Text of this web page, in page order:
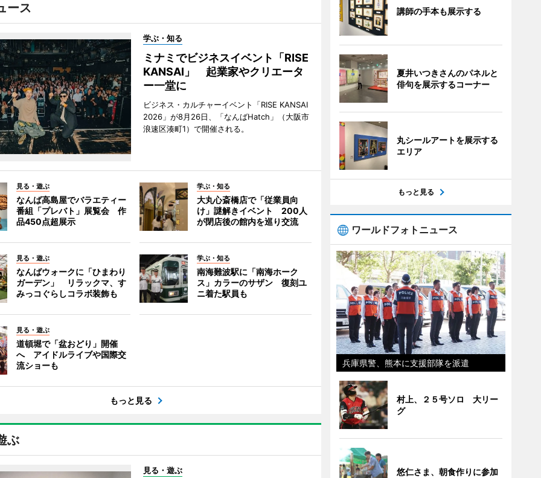
ース
学ぶ・知る
ミナミでビジネスイベント「RISE
KANSAI」 起業家やクリエータ
ー一堂に
ビジネス・カルチャーイベント「RISE KANSAI
2026」が8月26日、「なんばHatch」（大阪市
浪速区湊町1）で開催される。
見る・遊ぶ
なんば高島屋でバラエティー
番組「プレバト」展覧会 作
品450点超展示
学ぶ・知る
大丸心斎橋店で「従業員向
け」謎解きイベント 200人
が閉店後の館内を巡り交流
見る・遊ぶ
なんばウォークに「ひまわり
ガーデン」 リラックマ、す
みっコぐらしコラボ装飾も
学ぶ・知る
南海難波駅に「南海ホーク
ス」カラーのサザン 復刻ユ
ニ着た駅員も
見る・遊ぶ
道頓堀で「盆おどり」開催
へ アイドルライブや国際交
流ショーも
もっと見る
ぶ
見る・遊ぶ
講師の手本も展示する
夏井いつきさんのパネルと
俳句を展示するコーナー
丸シールアートを展示する
エリア
もっと見る
ワールドフォトニュース
兵庫県警、熊本に支援部隊を派遣
村上、２５号ソロ 大リー
グ
悠仁さま、朝食作りに参加